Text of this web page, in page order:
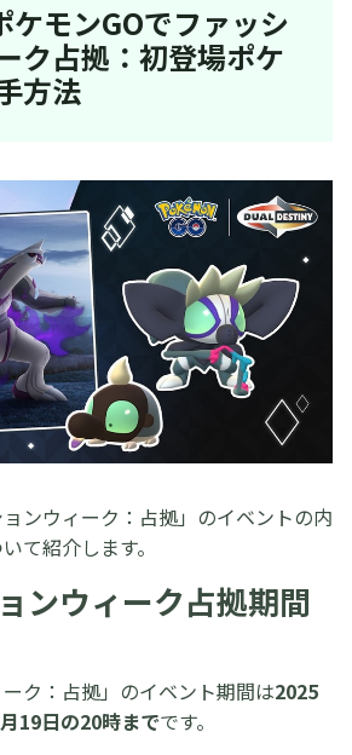
モンGOでファッシ
ク占拠：初登場ポケ
方法
ンウィーク：占拠」のイベントの内
て紹介します。
ンウィーク占拠期間
ーク：占拠」のイベント期間は2025
19日の20時までです。